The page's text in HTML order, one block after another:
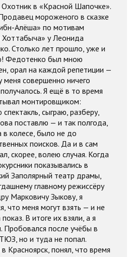
в «Красной Шапочке».
мороженого в сказке
Алёша» по мотивам
Хоттабыча» у Леонида
Столько лет прошло, уже и
Федотенко был мною
орал на каждой репетиции —
меня совершенно ничего
Я ещё в то время
монтировщиком:
сыграю, разберу,
поставлю — и так полгода,
в колесе, было не до
поисков. Да и в сам
скорее, волею случая. Когда
показывались в
Заполярный театр драмы,
главному режиссёру
Марковичу Зыкову, я
что меня могут взять — и не
В итоге их взяли, а я
Пробовался после учёбы в
но и туда не попал.
в Красноярск, понял, что время